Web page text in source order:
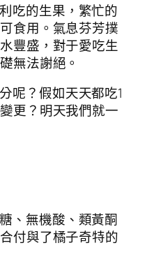
吃的生果，繁忙的
食用。氣息芬芳撲
豐盛，對于愛吃生
無法謝絕。
呢？假如天天都吃1
更？明天我們就一
、無機酸、類黃酮
付與了橘子奇特的